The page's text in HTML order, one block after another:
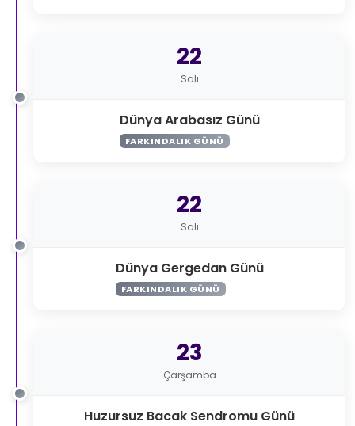
22
Salı
Dünya Arabasız Günü
FARKINDALIK GÜNÜ
22
Salı
Dünya Gergedan Günü
FARKINDALIK GÜNÜ
23
Çarşamba
Huzursuz Bacak Sendromu Günü